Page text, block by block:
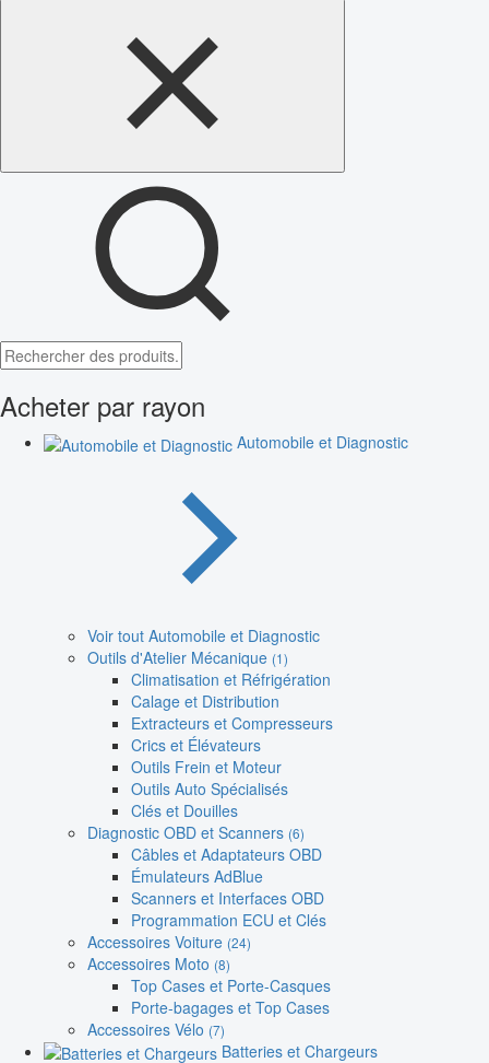
Acheter par rayon
Automobile et Diagnostic
Voir tout Automobile et Diagnostic
Outils d'Atelier Mécanique (1)
Climatisation et Réfrigération
Calage et Distribution
Extracteurs et Compresseurs
Crics et Élévateurs
Outils Frein et Moteur
Outils Auto Spécialisés
Clés et Douilles
Diagnostic OBD et Scanners (6)
Câbles et Adaptateurs OBD
Émulateurs AdBlue
Scanners et Interfaces OBD
Programmation ECU et Clés
Accessoires Voiture (24)
Accessoires Moto (8)
Top Cases et Porte-Casques
Porte-bagages et Top Cases
Accessoires Vélo (7)
Batteries et Chargeurs